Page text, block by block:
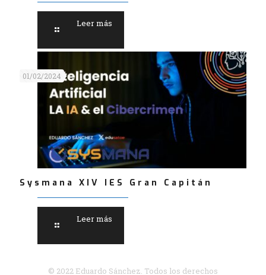
Leer más
01/02/2024
Sysmana XIV IES Gran Capitán
Leer más
© 2022 Eduardo Sánchez. Todos los derechos